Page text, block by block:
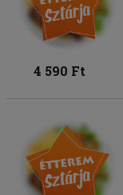
4 590 Ft